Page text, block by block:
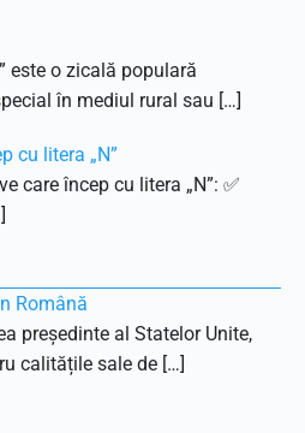
este o zicală populară
în mediul rural sau […]
cu litera „N”
care încep cu litera „N”: ✅
Română
președinte al Statelor Unite,
calitățile sale de […]